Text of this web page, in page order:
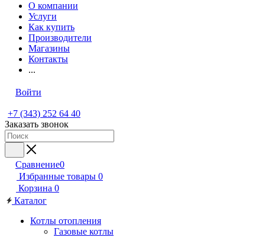
О компании
Услуги
Как купить
Производители
Магазины
Контакты
...
Войти
+7 (343) 252 64 40
Заказать звонок
Сравнение0
Избранные товары 0
Корзина 0
Каталог
Котлы отопления
Газовые котлы